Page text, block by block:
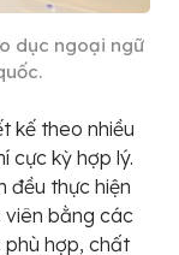
dục ngoại ngữ
kế theo nhiều
cực kỳ hợp lý.
đều thực hiện
viên bằng các
phù hợp, chất